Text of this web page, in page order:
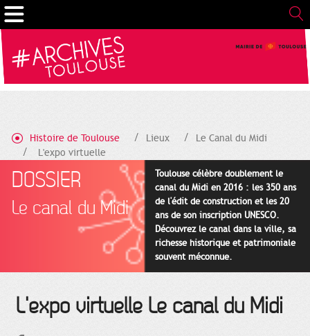
Histoire de Toulouse Lieux
Le Canal du Midi
L'expo virtuelle
DOSSIER
Le canal du Midi
Toulouse célèbre doublement le
canal du Midi en 2016 : les 350 ans
de l'édit de construction et les 20
ans de son inscription UNESCO.
Découvrez le canal dans la ville, sa
richesse historique et patrimoniale
souvent méconnue.
L'expo virtuelle Le canal du Midi
Gestion de vos préférences sur les cookies